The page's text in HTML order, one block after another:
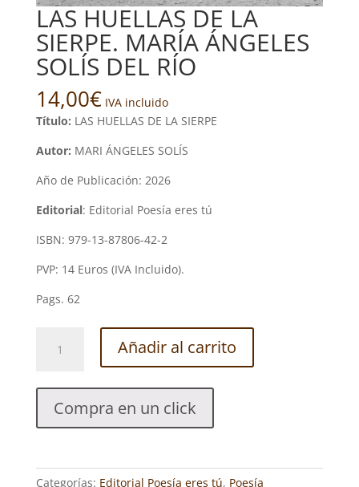
LAS HUELLAS DE LA
SIERPE. MARÍA ÁNGELES
SOLÍS DEL RÍO
14,00€ IVA incluido
Título: LAS HUELLAS DE LA SIERPE
Autor: MARI ÁNGELES SOLÍS
Año de Publicación: 2026
Editorial: Editorial Poesía eres tú
ISBN: 979-13-87806-42-2
PVP: 14 Euros (IVA Incluido).
Pags. 62
HUELLAS
LA
SIERPE.
MARÍA
SOLÍS
DEL
Añadir al carrito
Compra en un click
Categorías: Editorial Poesía eres tú, Poesía